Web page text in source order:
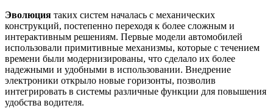
Эволюция таких систем началась с механических
конструкций, постепенно переходя к более сложным и
интерактивным решениям. Первые модели автомобилей
использовали примитивные механизмы, которые с течением
времени были модернизированы, что сделало их более
надежными и удобными в использовании. Внедрение
электроники открыло новые горизонты, позволив
интегрировать в системы различные функции для повышения
удобства водителя.